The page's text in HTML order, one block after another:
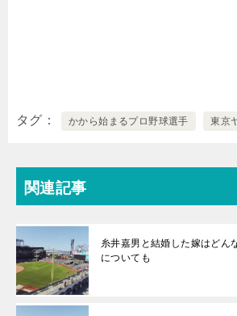
タグ かから始まるプロ野球選手 東京
関連記事
糸井嘉男と結婚した嫁はどん
についても